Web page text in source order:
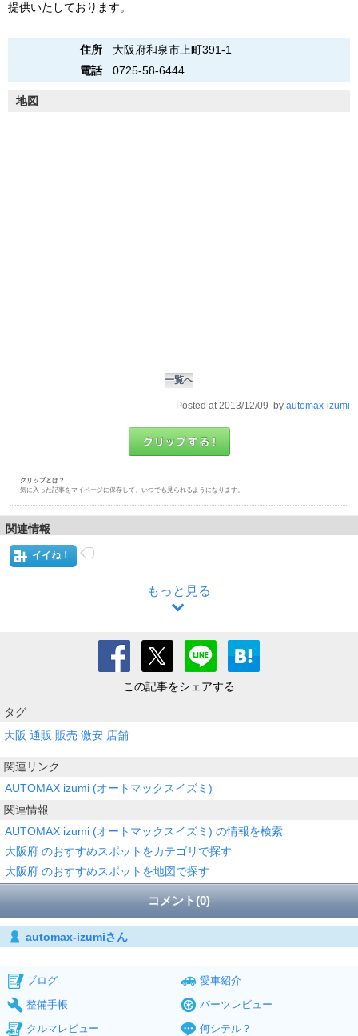
提供いたしております。
住所
大阪府和泉市上町391-1
電話
0725-58-6444
地図
一覧へ
Posted at 2013/12/09 by automax-izumi
クリップとは？
気に入った記事をマイページに保存して、いつでも見られるようになります。
関連情報
イイね！
もっと見る
この記事をシェアする
タグ
大阪 通販 販売 激安 店舗
関連リンク
AUTOMAX izumi (オートマックスイズミ)
関連情報
AUTOMAX izumi (オートマックスイズミ) の情報を検索
大阪府 のおすすめスポットをカテゴリで探す
大阪府 のおすすめスポットを地図で探す
コメント(0)
automax-izumiさん
ブログ
愛車紹介
整備手帳
パーツレビュー
クルマレビュー
何シテル？